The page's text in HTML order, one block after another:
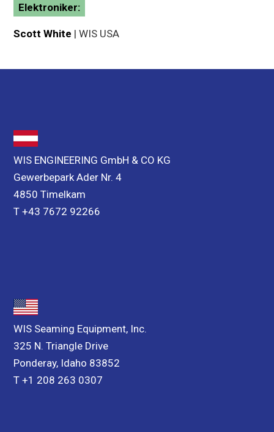
Elektroniker:
Scott White | WIS USA
WIS ENGINEERING GmbH & CO KG
Gewerbepark Ader Nr. 4
4850 Timelkam
T +43 7672 92266
WIS Seaming Equipment, Inc.
325 N. Triangle Drive
Ponderay, Idaho 83852
T +1 208 263 0307